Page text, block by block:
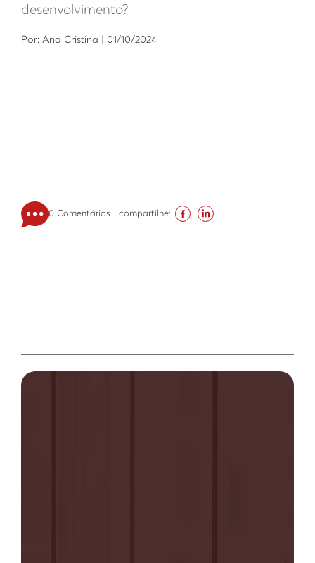
desenvolvimento?
Por: Ana Cristina | 01/10/2024
0 Comentários compartilhe: